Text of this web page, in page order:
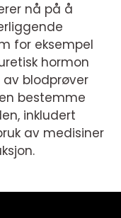
nå på å
for eksempel
hormon
av blodprøver
bestemme
inkludert
av medisiner